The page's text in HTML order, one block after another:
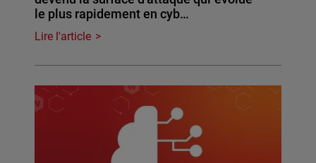
le plus rapidement en cyb…
Lire l'article